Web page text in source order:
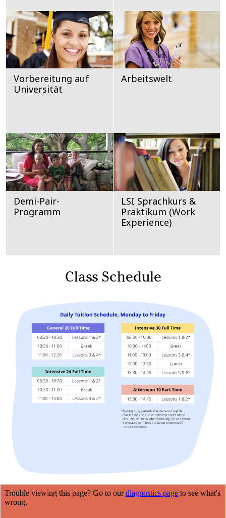
Vorbereitung auf
Universität
Arbeitswelt
Demi-Pair-
Programm
LSI Sprachkurs &
Praktikum (Work
Experience)
Class Schedule